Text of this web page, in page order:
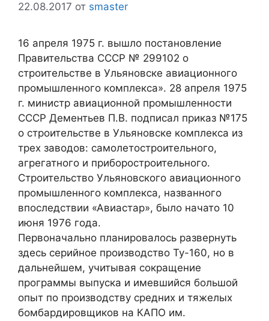
22.08.2017 от smaster
16 апреля 1975 г. вышло постановление
Правительства СССР № 299102 о
строительстве в Ульяновске авиационного
промышленного комплекса». 28 апреля 1975
г. министр авиационной промышленности
СССР Дементьев П.В. подписал приказ №175
о строительстве в Ульяновске комплекса из
трех заводов: самолетостроительного,
агрегатного и приборостроительного.
Строительство Ульяновского авиационного
промышленного комплекса, названного
впоследствии «Авиастар», было начато 10
июня 1976 года.
Первоначально планировалось развернуть
здесь серийное производство Ту-160, но в
дальнейшем, учитывая сокращение
программы выпуска и имевшийся большой
опыт по производству средних и тяжелых
бомбардировщиков на КАПО им.